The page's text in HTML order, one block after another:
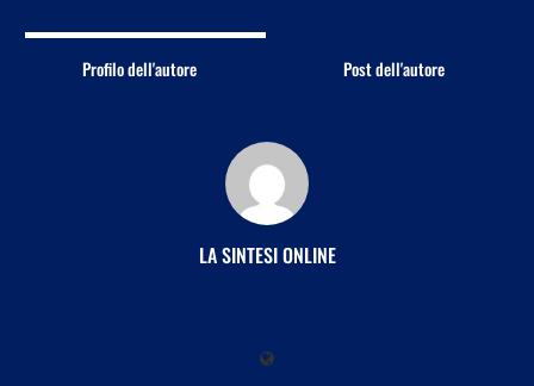
Profilo dell'autore Post dell'autore
LA SINTESI ONLINE